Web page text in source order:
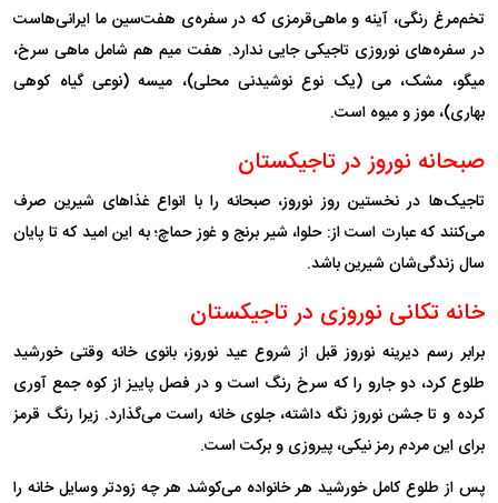
تخم‌مرغ رنگی، آینه و ماهی‌قرمزی که در سفره‌ی هفت‌سین ما ایرانی‌هاست
در سفره‌های نوروزی تاجیکی جایی ندارد. هفت میم هم شامل ماهی سرخ،
میگو، مشک، می (یک نوع نوشیدنی محلی)، میسه (نوعی گیاه کوهی
بهاری)، موز و میوه است.
صبحانه نوروز در تاجیکستان
تاجیک‌ها در نخستین روز نوروز، صبحانه را با انواع غذا‌های شیرین صرف
می‌کنند که عبارت است از: حلوا، شیر برنج و غوز حماچ؛ به این امید که تا پایان
سال زندگی‌شان شیرین باشد.
خانه تکانی نوروزی در تاجیکستان
برابر رسم دیرینه نوروز قبل از شروع عید نوروز، بانوی خانه وقتی خورشید
طلوع کرد، دو جارو را که سرخ رنگ است و در فصل پاییز از کوه جمع آوری
کرده و تا جشن نوروز نگه داشته، جلوی خانه راست می‌گذارد. زیرا رنگ قرمز
برای این مردم رمز نیکی، پیروزی و برکت است.
پس از طلوع کامل خورشید هر خانواده می‌کوشد هر چه زودتر وسایل خانه را